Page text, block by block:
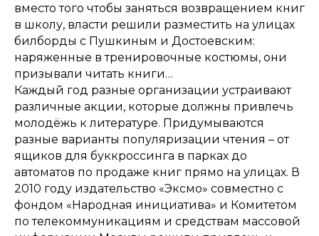
вместо того чтобы заняться возвращением книг
в школу, власти решили разместить на улицах
билборды с Пушкиным и Достоевским:
наряженные в тренировочные костюмы, они
призывали читать книги…
Каждый год разные организации устраивают
различные акции, которые должны привлечь
молодёжь к литературе. Придумываются
разные варианты популяризации чтения – от
ящиков для буккроссинга в парках до
автоматов по продаже книг прямо на улицах. В
2010 году издательство «Эксмо» совместно с
фондом «Народная инициатива» и Комитетом
по телекоммуникациям и средствам массовой